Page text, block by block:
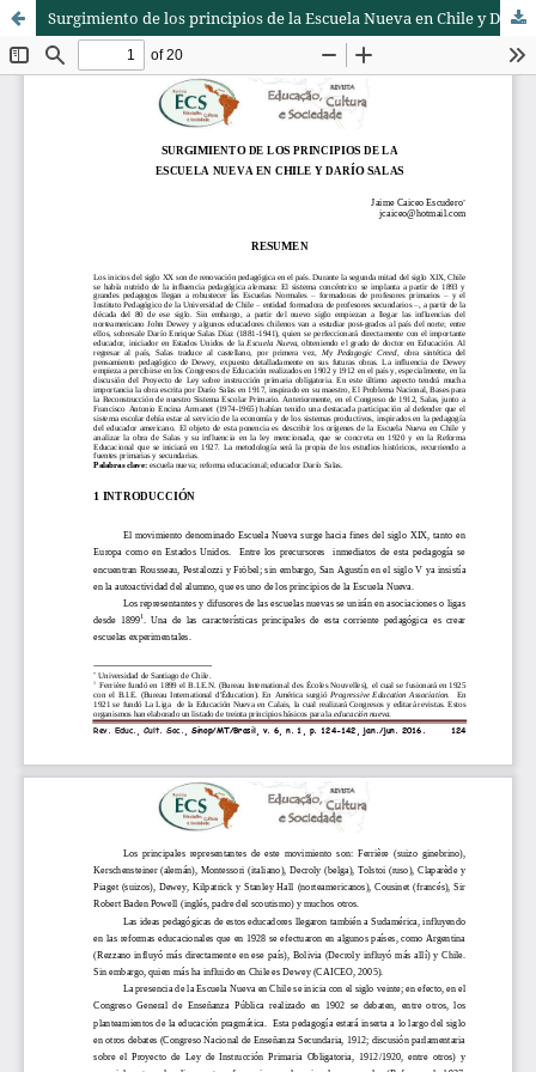
Surgimiento de los principios de la Escuela Nueva en Chile y Darío Salas